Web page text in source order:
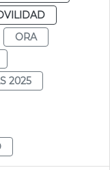
ORA
2025